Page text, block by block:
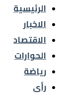
الرئيسية
الاخبار
الاقتصاد
الحوارات
رياضة
رأي